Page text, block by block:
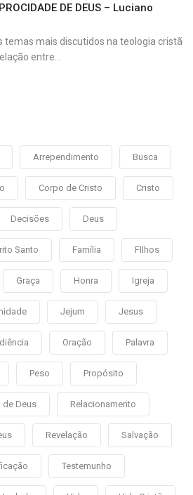
DE DEUS – Luciano
temas mais discutidos na teologia cristã
entre...
Arrependimento Busca
Corpo de Cristo Cristo
Decisões Deus
Santo Família FIlhos
Graça Honra Igreja
Jejum Jesus
Oração Palavra
Peso Propósito
de Deus Relacionamento
Revelação Salvação
Testemunho